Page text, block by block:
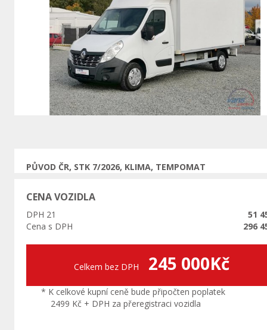
Předchozí
PŮVOD ČR, STK 7/2026, KLIMA, TEMPOMAT
CENA VOZIDLA
DPH 21
51
Cena s DPH
296
Celkem bez DPH 245 000Kč
* K celkové kupní ceně bude připočten poplatek
2499 Kč + DPH za přeregistraci vozidla